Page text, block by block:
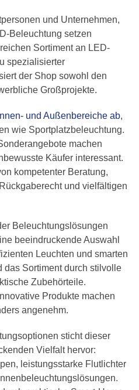
und Unternehmen,
Beleuchtung setzen
Sortiment an LED-
spezialisierter
der Shop sowohl den
Großprojekte.
und Außenbereiche ab,
wie Sportplatzbeleuchtung.
machen
Käufer interessant.
kompetenter Beratung,
und vielfältigen
Beleuchtungslösungen
beeindruckende Auswahl
Leuchten und smarten
das Sortiment durch stilvolle
Zubehörteile.
Produkte machen
angenehm.
sticht dieser
Vielfalt hervor:
leistungsstarke Flutlichter